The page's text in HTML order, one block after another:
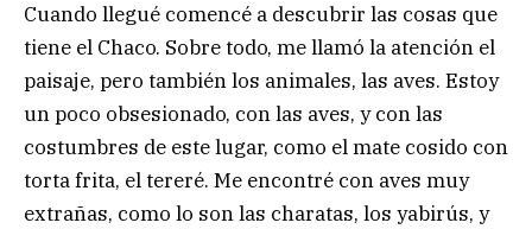
Cuando llegué comencé a descubrir las cosas que
tiene el Chaco. Sobre todo, me llamó la atención el
paisaje, pero también los animales, las aves. Estoy
un poco obsesionado, con las aves, y con las
costumbres de este lugar, como el mate cosido con
torta frita, el tereré. Me encontré con aves muy
extrañas, como lo son las charatas, los yabirús, y